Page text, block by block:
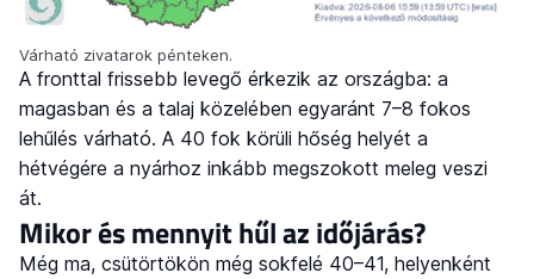
Várható zivatarok pénteken.
A fronttal frissebb levegő érkezik az országba: a
magasban és a talaj közelében egyaránt 7–8 fokos
lehűlés várható. A 40 fok körüli hőség helyét a
hétvégére a nyárhoz inkább megszokott meleg veszi
át.
Mikor és mennyit hűl az időjárás?
Még ma, csütörtökön még sokfelé 40–41, helyenként